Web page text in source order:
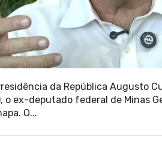
da República Augusto
ex-deputado federal de Minas
O...